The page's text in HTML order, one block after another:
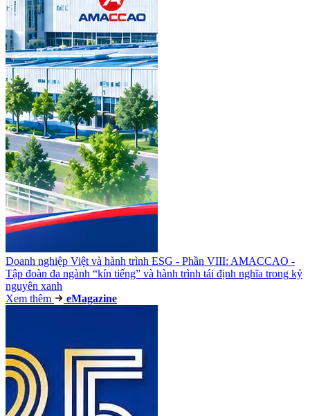
Doanh nghiệp Việt và hành trình ESG - Phần VIII: AMACCAO -
Tập đoàn đa ngành “kín tiếng” và hành trình tái định nghĩa trong kỷ
nguyên xanh
Xem thêm
eMagazine